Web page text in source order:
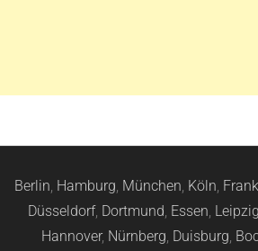
Berlin, Hamburg, München, Köln,
Düsseldorf, Dortmund, Essen, Leipzig
Hannover, Nürnberg, Duisburg,